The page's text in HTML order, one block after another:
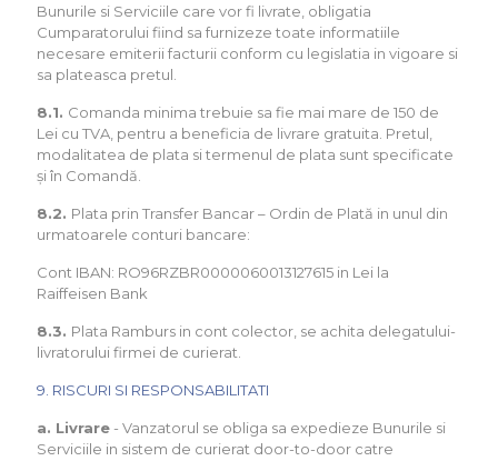
Bunurile si Serviciile care vor fi livrate, obligatia
Cumparatorului fiind sa furnizeze toate informatiile
necesare emiterii facturii conform cu legislatia in vigoare si
sa plateasca pretul.
8.1. Comanda minima trebuie sa fie mai mare de 150 de
Lei cu TVA, pentru a beneficia de livrare gratuita. Pretul,
modalitatea de plata si termenul de plata sunt specificate
și în Comandă.
8.2. Plata prin Transfer Bancar – Ordin de Plată in unul din
urmatoarele conturi bancare:
Cont IBAN: RO96RZBR0000060013127615 in Lei la
Raiffeisen Bank
8.3. Plata Ramburs in cont colector, se achita delegatului-
livratorului firmei de curierat.
9. RISCURI SI RESPONSABILITATI
a. Livrare - Vanzatorul se obliga sa expedieze Bunurile si
Serviciile in sistem de curierat door-to-door catre